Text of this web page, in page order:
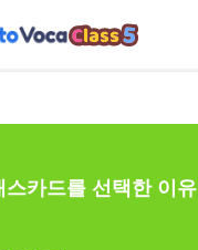
스카드를 선택한 이유